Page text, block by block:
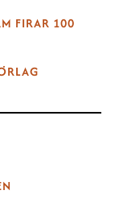
FIRAR 100